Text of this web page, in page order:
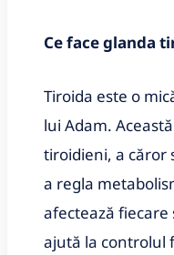
Ce face glanda
Tiroida este o
lui Adam.
tiroidieni, a căror
a regla
afectează fiecare
ajută la controlul